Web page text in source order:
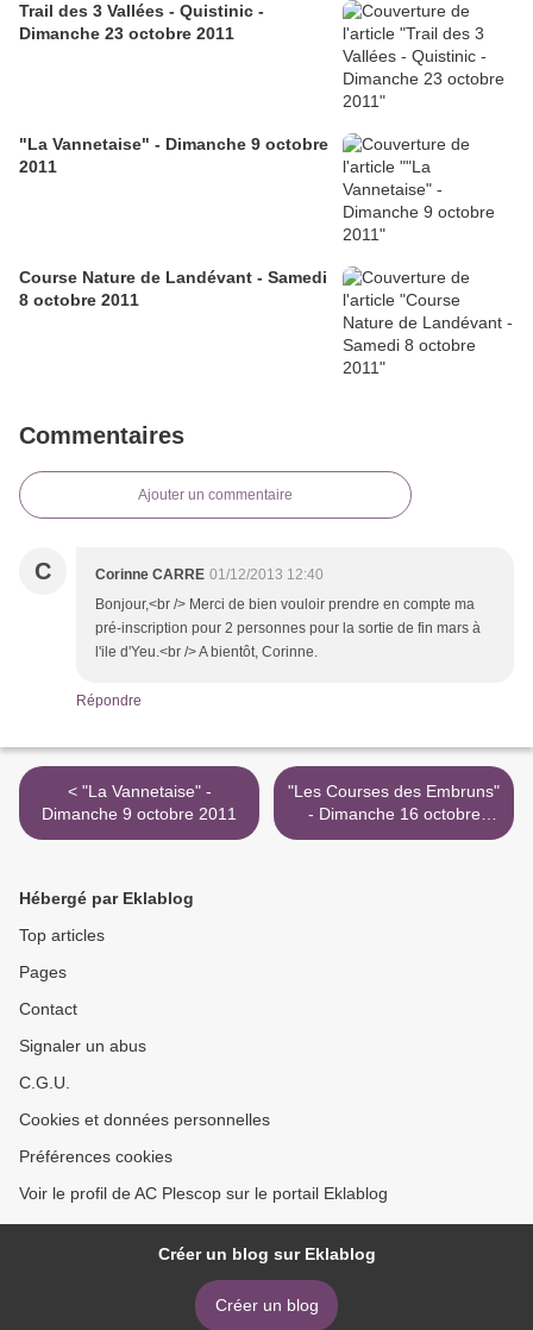
Trail des 3 Vallées - Quistinic -
Dimanche 23 octobre 2011
"La Vannetaise" - Dimanche 9 octobre
2011
Course Nature de Landévant - Samedi
8 octobre 2011
Commentaires
Ajouter un commentaire
C Corinne CARRE 01/12/2013 12:40
Bonjour,<br /> Merci de bien vouloir prendre en compte ma
pré-inscription pour 2 personnes pour la sortie de fin mars à
l'ile d'Yeu.<br /> A bientôt, Corinne.
Répondre
< "La Vannetaise" -
Dimanche 9 octobre 2011
"Les Courses des Embruns"
- Dimanche 16 octobre
2011 >
Hébergé par Eklablog
Top articles
Pages
Contact
Signaler un abus
C.G.U.
Cookies et données personnelles
Préférences cookies
Voir le profil de AC Plescop sur le portail Eklablog
Créer un blog sur Eklablog
Créer un blog